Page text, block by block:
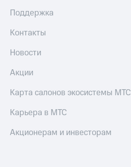
Поддержка
Контакты
Новости
Акции
Карта салонов экосистемы МТС
Карьера в МТС
Акционерам и инвесторам